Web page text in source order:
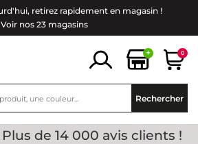
retirez rapidement en magasin !
Voir nos 23 magasins
+ 0
Rechercher
- Plus de 14 000 avis clients !